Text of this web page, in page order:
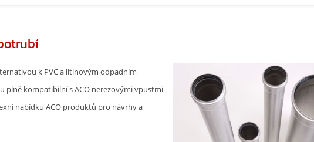
k PVC a litinovým odpadním
plně kompatibilní s ACO nerezovými vpustmi
nabídku ACO produktů pro návrhy a